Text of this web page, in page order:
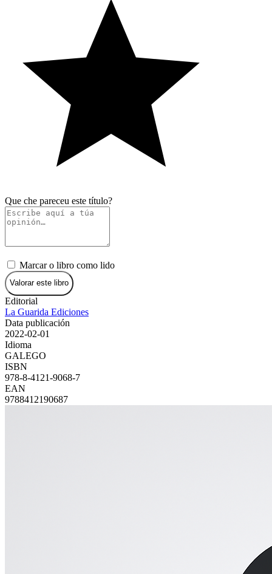
Que che pareceu este título?
Marcar o libro como lido
Valorar este libro
Editorial
La Guarida Ediciones
Data publicación
2022-02-01
Idioma
GALEGO
ISBN
978-8-4121-9068-7
EAN
9788412190687